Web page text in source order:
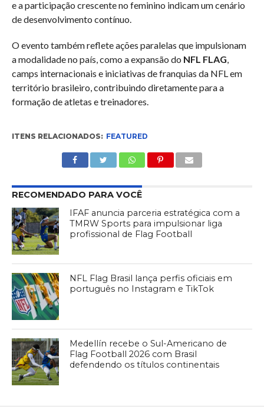
e a participação crescente no feminino indicam um cenário
de desenvolvimento contínuo.
O evento também reflete ações paralelas que impulsionam
a modalidade no país, como a expansão do NFL FLAG
camps internacionais e iniciativas de franquias da NFL em
território brasileiro, contribuindo diretamente para a
formação de atletas e treinadores.
ITENS RELACIONADOS: FEATURED
RECOMENDADO PARA VOCÊ
IFAF anuncia parceria estratégica com a
TMRW Sports para impulsionar liga
profissional de Flag Football
NFL Flag Brasil lança perfis oficiais em
português no Instagram e TikTok
Medellín recebe o Sul-Americano de
Flag Football 2026 com Brasil
defendendo os títulos continentais